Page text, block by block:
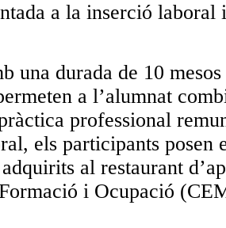
a la inserció laboral
una durada de 10
a l’alumnat
professional
els participants posen
al restaurant
i Ocupació